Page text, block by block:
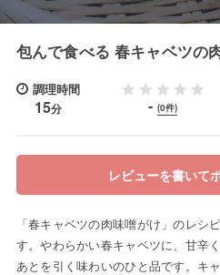
包んで食べる 春キャベツの
調理時間
15分 - (0件)
レビューを書いて
「春キャベツの肉味噌がけ」のレシ
す。やわらかい春キャベツに、甘辛
あとを引く味わいのひと品です。キ